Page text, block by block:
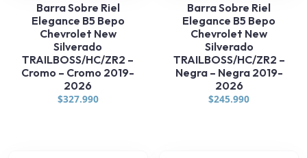
Barra Sobre Riel
Elegance B5 Bepo
Chevrolet New
Silverado
TRAILBOSS/HC/ZR2 –
Cromo – Cromo 2019-
2026
$327.990
Barra Sobre Riel
Elegance B5 Bepo
Chevrolet New
Silverado
TRAILBOSS/HC/ZR2 –
Negra – Negra 2019-
2026
$245.990